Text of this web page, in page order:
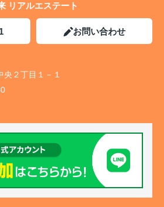
リアルエステート
お問い合わせ
２丁目１－１